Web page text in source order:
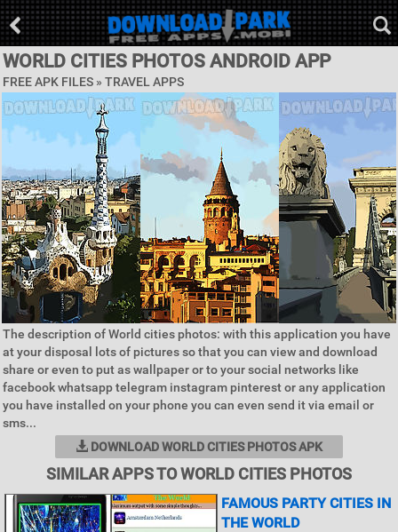
WORLD CITIES PHOTOS ANDROID APP
FREE APK FILES » TRAVEL APPS
The description of World cities photos: with this application you have
at your disposal lots of pictures so that you can view and download
share or even to put as wallpaper or to your social networks like
facebook whatsapp telegram instagram pinterest or any application
you have installed on your phone you can even send it via email or
sms...
DOWNLOAD WORLD CITIES PHOTOS APK
SIMILAR APPS TO WORLD CITIES PHOTOS
FAMOUS PARTY CITIES IN
THE WORLD